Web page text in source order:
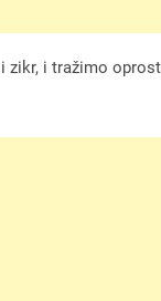
zikr, i tražimo